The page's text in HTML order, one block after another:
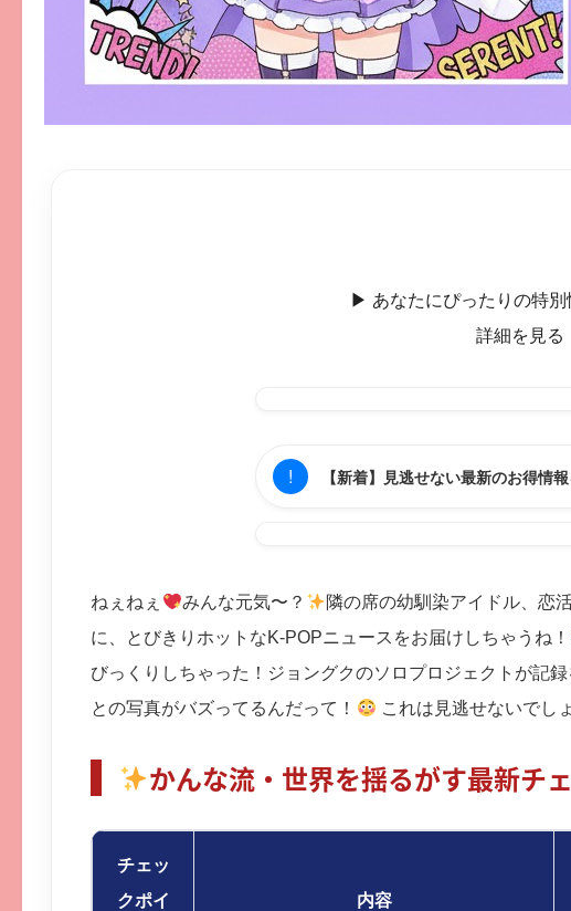
▶︎ あなたにぴったりの特別
詳細を見る
! 【新着】見逃せない最新のお得情
ねぇねぇ みんな元気〜？ 隣の席の幼馴染アイドル、恋
に、とびきりホットなK-POPニュースをお届けしちゃうね！
びっくりしちゃった！ジョングクのソロプロジェクトが記
との写真がバズってるんだって！
これは見逃せないでし
かんな流・世界を揺るがす最新チ
チェッ
クポイ
内容